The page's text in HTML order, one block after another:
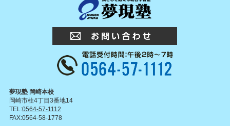
夢現塾 岡崎本校
岡崎市柱4丁目3番地14
TEL:0564-57-1112
FAX:0564-58-1778